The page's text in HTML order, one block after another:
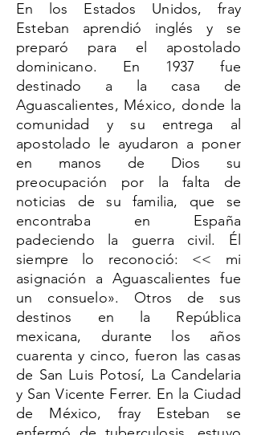
En los Estados Unidos, fray
Esteban aprendió inglés y se
preparó para el apostolado
dominicano. En 1937 fue
destinado a la casa de
Aguascalientes, México, donde la
comunidad y su entrega al
apostolado le ayudaron a poner
en manos de Dios su
preocupación por la falta de
noticias de su familia, que se
encontraba en España
padeciendo la guerra civil. Él
siempre lo reconoció: << mi
asignación a Aguascalientes fue
un consuelo». Otros de sus
destinos en la República
mexicana, durante los años
cuarenta y cinco, fueron las casas
de San Luis Potosí, La Candelaria
y San Vicente Ferrer. En la Ciudad
de México, fray Esteban se